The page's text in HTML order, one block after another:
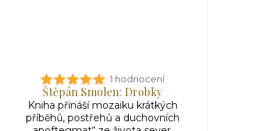
1 hodnocení
Štěpán Smolen: Drobky
Kniha přináší mozaiku krátkých
příběhů, postřehů a duchovních